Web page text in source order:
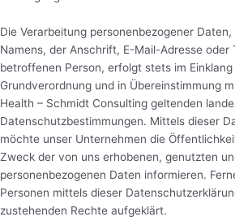
Die Verarbeitung personenbezogener
Namens, der Anschrift, E-Mail-Adresse oder
betroffenen Person, erfolgt stets im
Grundverordnung und in Übereinstimmung
Health – Schmidt Consulting geltenden
Datenschutzbestimmungen. Mittels dieser
möchte unser Unternehmen die
Zweck der von uns erhobenen, genutzten
personenbezogenen Daten informieren.
Personen mittels dieser
zustehenden Rechte aufgeklärt.